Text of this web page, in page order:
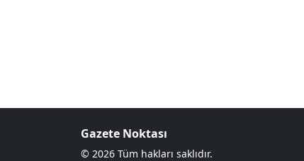
Gazete Noktası
© 2026 Tüm hakları saklıdır.